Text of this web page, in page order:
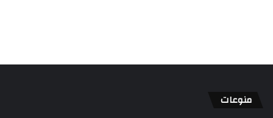
منوعات